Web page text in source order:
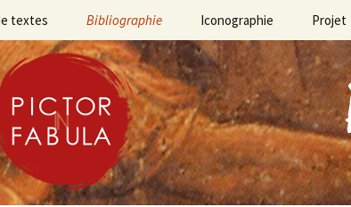
textes Bibliographie
Bibliographie des
sources
Bibliographie des travaux
Iconographie Projet